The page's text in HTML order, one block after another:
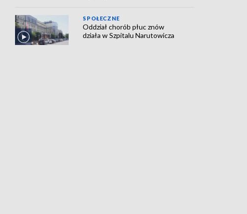
SPOŁECZNE
Oddział chorób płuc znów
działa w Szpitalu Narutowicza